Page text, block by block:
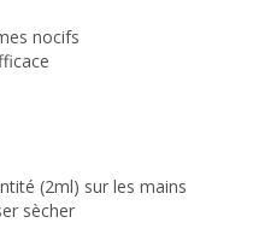
nocifs
(2ml) sur les mains
sècher